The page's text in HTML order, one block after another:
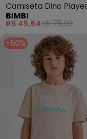
Camiseta Dino Player
(Off White)
BIMBI
R$ 45,54R$ 75,90
-50%